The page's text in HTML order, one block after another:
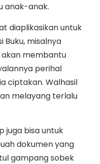
anak-anak.
diaplikasikan untuk
Buku, misalnya
akan membantu
perihal
ciptakan. Walhasil
melayang terlalu
juga bisa untuk
dokumen yang
gampang sobek